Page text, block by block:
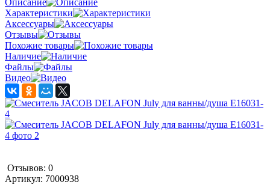
Характеристики
Аксессуары
Отзывы
Похожие товары
Наличие
Файлы
Видео
Отзывов: 0
Артикул: 7000938